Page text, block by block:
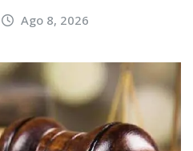
Ago 8, 2026